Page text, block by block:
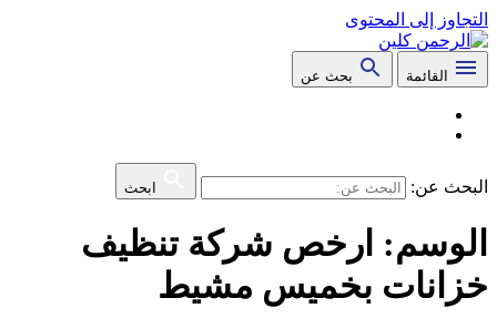
التجاوز إلى المحتوى
القائمة بحث عن
البحث عن: ابحث
الوسم: ارخص شركة تنظيف
خزانات بخميس مشيط